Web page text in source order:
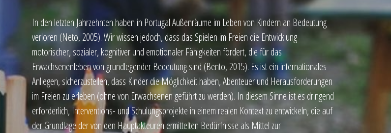
In den letzten Jahrzehnten haben in Portugal Außenräume im Leben von Kindern an Bedeutung
verloren (Neto, 2005). Wir wissen jedoch, dass das Spielen im Freien die Entwicklung
motorischer, sozialer, kognitiver und emotionaler Fähigkeiten fördert, die für das
Erwachsenenleben von grundlegender Bedeutung sind (Bento, 2015). Es ist ein internationales
Anliegen, sicherzustellen, dass Kinder die Möglichkeit haben, Abenteuer und Herausforderungen
im Freien zu erleben (ohne von Erwachsenen geführt zu werden). In diesem Sinne ist es dringend
erforderlich, Interventions- und Schulungsprojekte in einem realen Kontext zu entwickeln, die auf
der Grundlage der von den Hauptakteuren ermittelten Bedürfnisse als Mittel zur